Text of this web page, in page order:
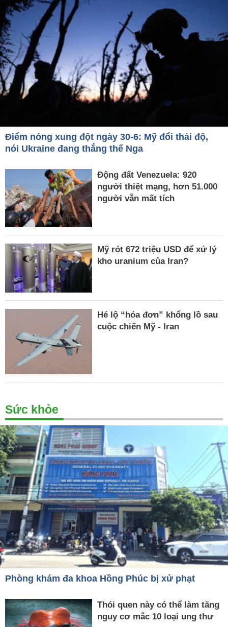
Điểm nóng xung đột ngày 30-6: Mỹ đổi thái độ,
nói Ukraine đang thắng thế Nga
Động đất Venezuela: 920
người thiệt mạng, hơn 51.000
người vẫn mất tích
Mỹ rót 672 triệu USD để xử lý
kho uranium của Iran?
Hé lộ “hóa đơn” khổng lồ sau
cuộc chiến Mỹ - Iran
Sức khỏe
Phòng khám đa khoa Hồng Phúc bị xử phạt
Thói quen này có thể làm tăng
nguy cơ mắc 10 loại ung thư